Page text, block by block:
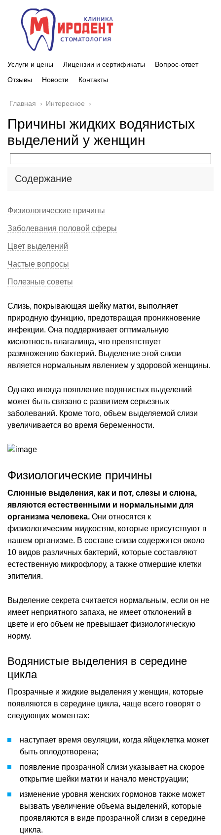
Услуги и цены Лицензии и сертификаты
Вопрос-ответ
Отзывы
Новости Контакты
Главная › Интересное ›
Причины жидких водянистых
выделений у женщин
Содержание
Физиологические причины
Заболевания половой сферы
Цвет выделений
Частые вопросы
Полезные советы
Слизь, покрывающая шейку матки, выполняет
природную функцию, предотвращая проникновение
инфекции. Она поддерживает оптимальную
кислотность влагалища, что препятствует
размножению бактерий. Выделение этой слизи
является нормальным явлением у здоровой женщины.
Однако иногда появление водянистых выделений
может быть связано с развитием серьезных
заболеваний. Кроме того, объем выделяемой слизи
увеличивается во время беременности.
Физиологические причины
Слюнные выделения, как и пот, слезы и слюна,
являются естественными и нормальными для
организма человека. Они относятся к
физиологическим жидкостям, которые присутствуют в
нашем организме. В составе слизи содержится около
10 видов различных бактерий, которые составляют
естественную микрофлору, а также отмершие клетки
эпителия.
Выделение секрета считается нормальным, если он не
имеет неприятного запаха, не имеет отклонений в
цвете и его объем не превышает физиологическую
норму.
Водянистые выделения в середине
цикла
Прозрачные и жидкие выделения у женщин, которые
появляются в середине цикла, чаще всего говорят о
следующих моментах:
наступает время овуляции, когда яйцеклетка может
быть оплодотворена;
появление прозрачной слизи указывает на скорое
открытие шейки матки и начало менструации;
изменение уровня женских гормонов также может
вызвать увеличение объема выделений, которые
проявляются в виде прозрачной слизи в середине
цикла.